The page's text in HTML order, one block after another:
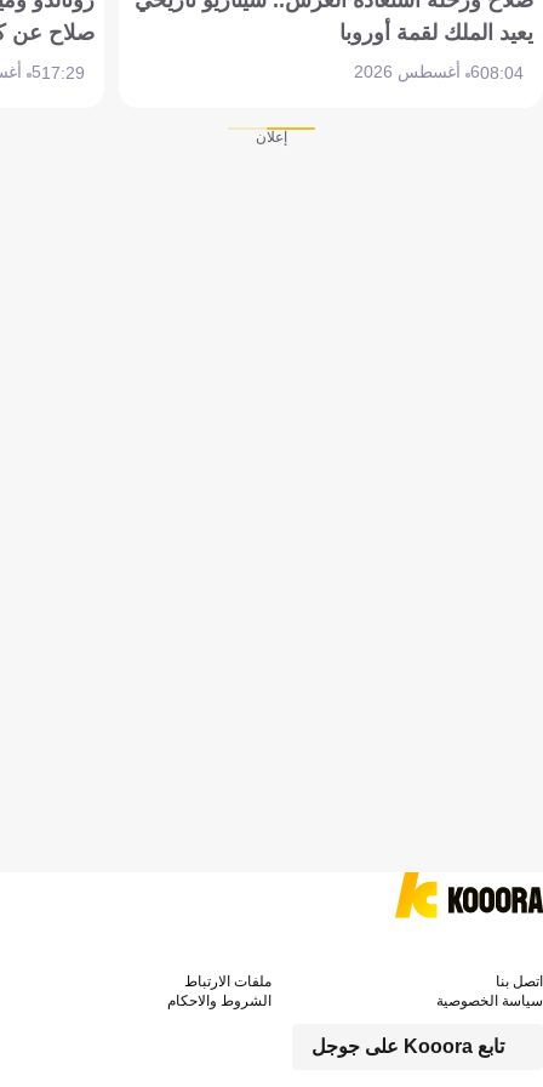
يعيد الملك لقمة أوروبا
08:046 أغسطس 2026
صلاح عن
17:295 أغسطس 2026
إعلان
تابع Kooora على جوجل
اتصل بنا
ملفات الارتباط
سياسة الخصوصية
الشروط والاحكام